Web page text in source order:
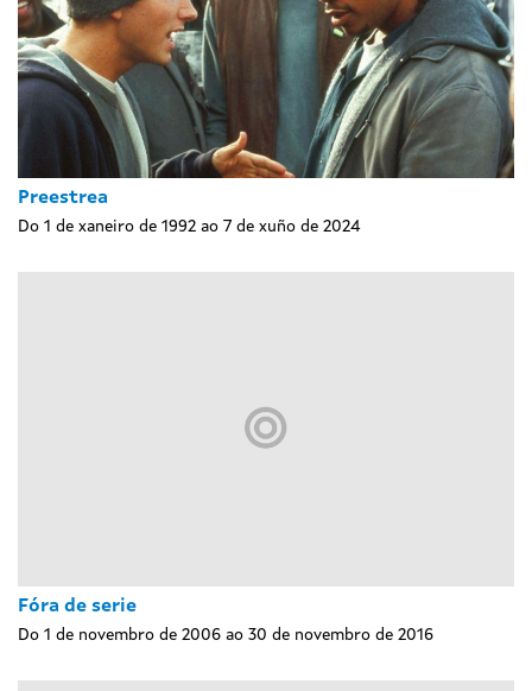
Preestrea
Do 1 de xaneiro de 1992 ao 7 de xuño de 2024
Fóra de serie
Do 1 de novembro de 2006 ao 30 de novembro de 2016